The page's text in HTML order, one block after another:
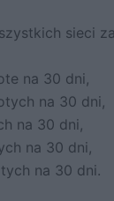
sieci
na 30 dni,
na 30 dni,
na 30 dni,
na 30 dni,
na 30 dni.